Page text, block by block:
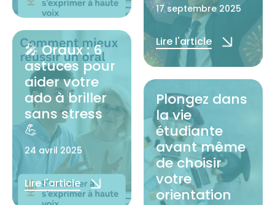
🎤 Oraux : 6
astuces pour
aider votre
ado à briller
sans stress
💪
24 avril 2025
Lire l'article
17 septembre 2025
Lire l'article
Plongez dans
la vie
étudiante
avant même
de choisir
votre
orientation